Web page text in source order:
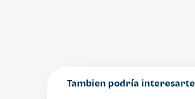
Tambien podría interesarte